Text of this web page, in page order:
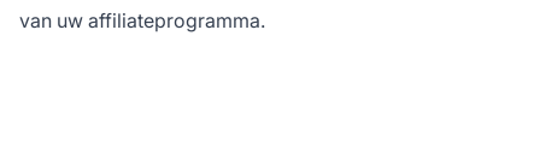
van uw affiliateprogramma.